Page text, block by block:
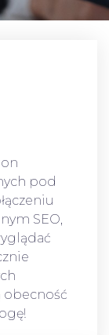
pod
SEO,
obecność